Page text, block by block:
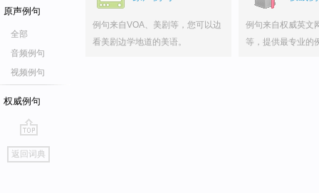
原声例句
全部
音频例句
视频例句
权威例句
go
top
返回词典
例句来自VOA、美剧等，您可以边
看美剧边学地道的美语。
例句来自权威英文
等，提供最专业的